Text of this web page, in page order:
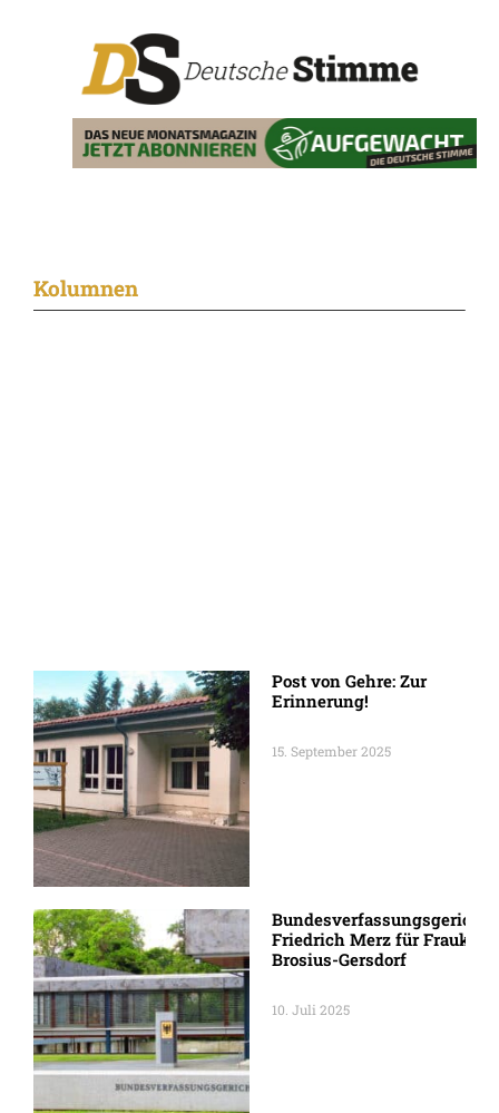
Kolumnen
Post von Gehre: Zur
Erinnerung!
15. September 2025
Bundesverfassungsgericht:
Friedrich Merz für Frauke
Brosius-Gersdorf
10. Juli 2025